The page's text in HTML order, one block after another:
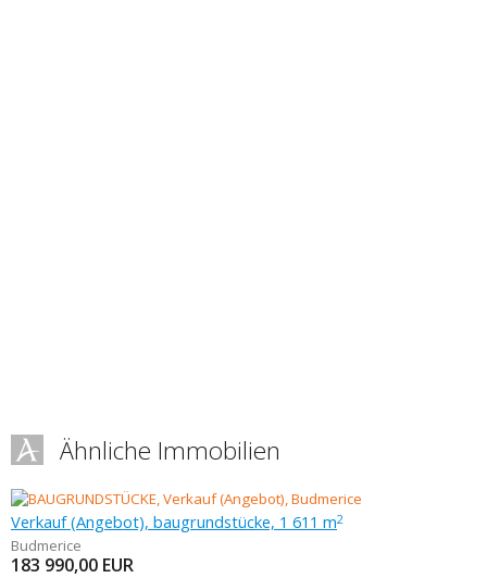
Ähnliche Immobilien
Verkauf (Angebot), baugrundstücke, 1 611 m2
Budmerice
183 990,00 EUR